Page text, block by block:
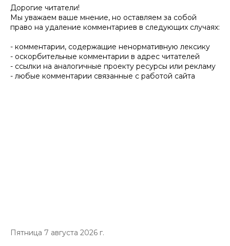
Дорогие читатели!
Мы уважаем ваше мнение, но оставляем за собой
право на удаление комментариев в следующих случаях:
- комментарии, содержащие ненормативную лексику
- оскорбительные комментарии в адрес читателей
- ссылки на аналогичные проекту ресурсы или рекламу
- любые комментарии связанные с работой сайта
Пятница 7 августа 2026 г.